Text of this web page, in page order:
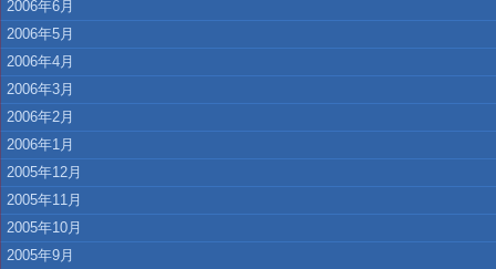
2006年6月
2006年5月
2006年4月
2006年3月
2006年2月
2006年1月
2005年12月
2005年11月
2005年10月
2005年9月